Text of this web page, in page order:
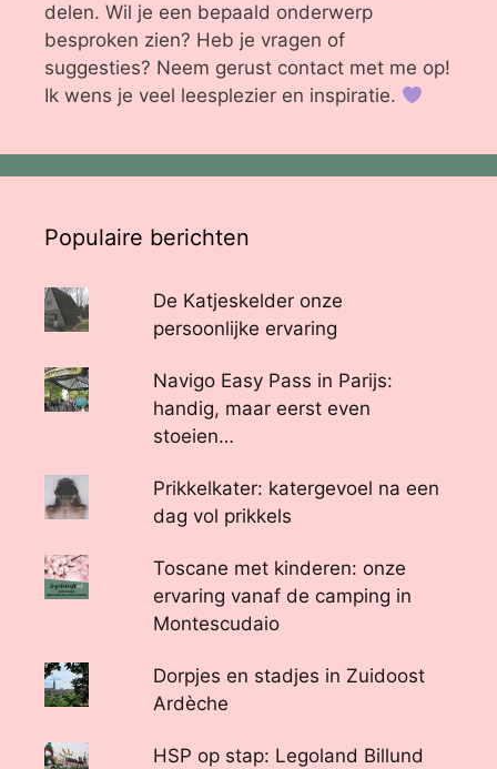
delen. Wil je een bepaald onderwerp
besproken zien? Heb je vragen of
suggesties? Neem gerust contact met me op!
Ik wens je veel leesplezier en inspiratie.
Populaire berichten
De Katjeskelder onze
persoonlijke ervaring
Navigo Easy Pass in Parijs:
handig, maar eerst even
stoeien…
Prikkelkater: katergevoel na een
dag vol prikkels
Toscane met kinderen: onze
ervaring vanaf de camping in
Montescudaio
Dorpjes en stadjes in Zuidoost
Ardèche
HSP op stap: Legoland Billund